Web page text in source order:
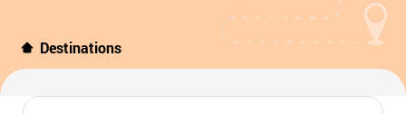
Destinations